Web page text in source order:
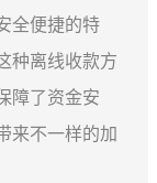
全便捷的特
种离线收款方
障了资金安
来不一样的加